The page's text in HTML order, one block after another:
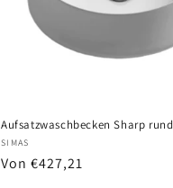
Aufsatzwaschbecken Sharp rund
Anbieter:
SIMAS
Normaler
Von €427,21